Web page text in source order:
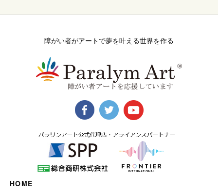
障がい者がアートで夢を叶える世界を作る
HOME